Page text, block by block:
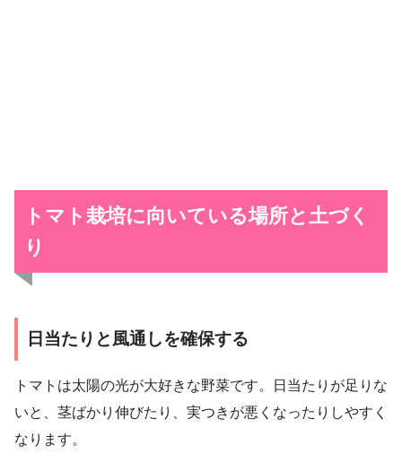
トマト栽培に向いている場所と土づく
り
日当たりと風通しを確保する
トマトは太陽の光が大好きな野菜です。日当たりが足りな
いと、茎ばかり伸びたり、実つきが悪くなったりしやすく
なります。